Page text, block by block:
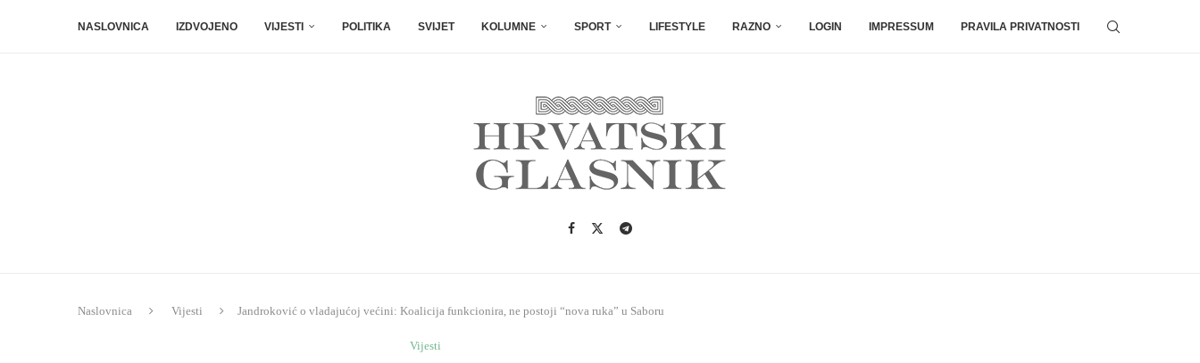
NASLOVNICA IZDVOJENO VIJESTI POLITIKA SVIJET KOLUMNE SPORT LIFESTYLE RAZNO LOGIN IMPRESSUM PRAVILA PRIVATNOSTI
Naslovnica Vijesti Jandroković o vladajućoj većini: Koalicija funkcionira, ne postoji “nova ruka” u Saboru
Vijesti